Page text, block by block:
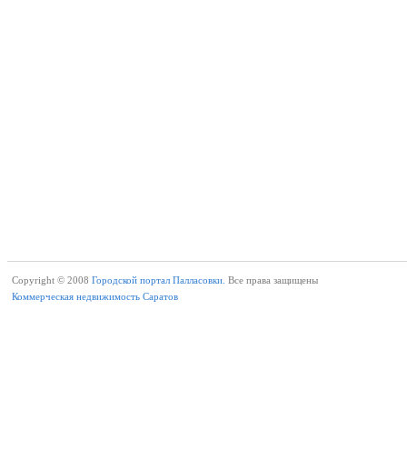
Copyright © 2008 Городской портал Палласовки. Все права защищены
Коммерческая недвижимость Саратов